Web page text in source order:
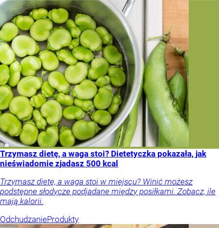
Trzymasz dietę, a waga stoi? Dietetyczka pokazała, jak
nieświadomie zjadasz 500 kcal
Trzymasz dietę, a waga stoi w miejscu? Winić możesz
podstępne słodycze podjadane między posiłkami. Zobacz, ile
mają kalorii.
OdchudzanieProdukty